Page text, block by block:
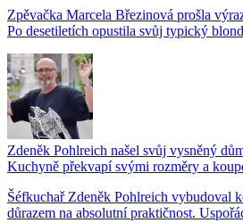
Zpěvačka Marcela Březinová prošla
Po desetiletích opustila svůj typický
Zdeněk Pohlreich našel svůj vysněný
Kuchyně překvapí svými rozměry a
Šéfkuchař Zdeněk Pohlreich vybudoval
důrazem na absolutní praktičnost.